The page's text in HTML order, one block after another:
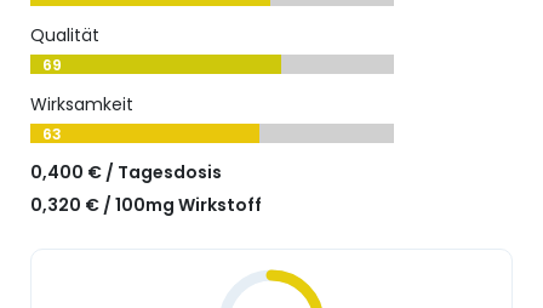
Qualität
69
Wirksamkeit
63
0,400 € / Tagesdosis
0,320 € / 100mg Wirkstoff